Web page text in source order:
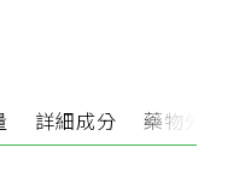
詳細成分 藥物外觀